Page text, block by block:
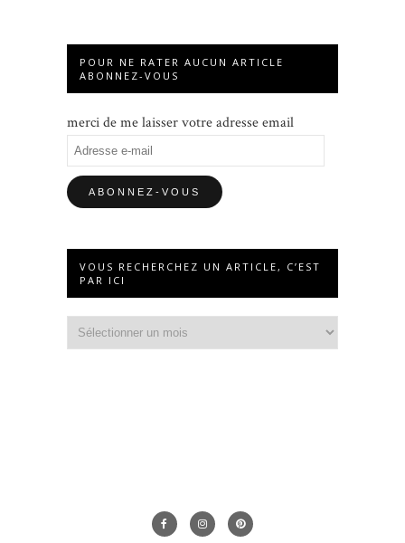
POUR NE RATER AUCUN ARTICLE
ABONNEZ-VOUS
merci de me laisser votre adresse email
Adresse
e-
mail
VOUS RECHERCHEZ UN ARTICLE, C’EST
PAR ICI
Vous